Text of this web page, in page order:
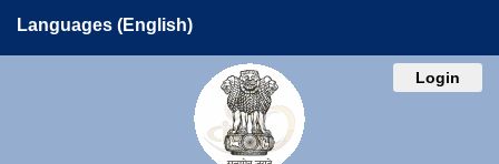
Languages (English)
Login